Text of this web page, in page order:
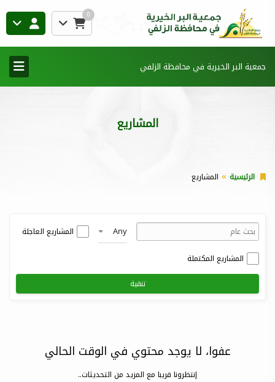
0
جمعية البر الخيرية في محافظة الزلفي
المشاريع
الرئيسية المشاريع
Any
المشاريع العاجلة
المشاريع المكتملة
تنقية
عفوا، لا يوجد محتوي في الوقت الحالي
إنتظرونا قريبا مع المزيد من التحديثات..